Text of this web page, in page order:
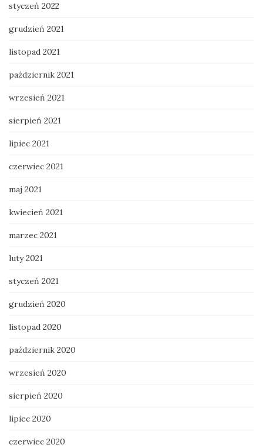
styczeń 2022
grudzień 2021
listopad 2021
październik 2021
wrzesień 2021
sierpień 2021
lipiec 2021
czerwiec 2021
maj 2021
kwiecień 2021
marzec 2021
luty 2021
styczeń 2021
grudzień 2020
listopad 2020
październik 2020
wrzesień 2020
sierpień 2020
lipiec 2020
czerwiec 2020